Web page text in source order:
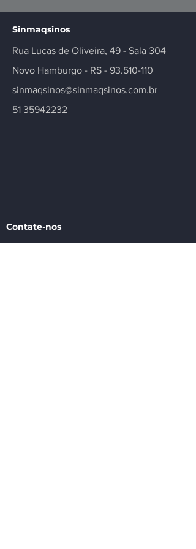
Sinmaqsinos
Rua Lucas de Oliveira, 49 - Sala 304
Novo Hamburgo - RS - 93.510-110
sinmaqsinos@sinmaqsinos.com.br
51 35942232
Contate-nos